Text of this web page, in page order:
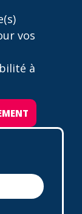
vos
à